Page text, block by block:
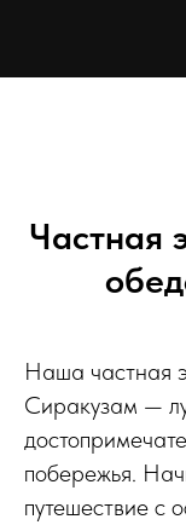
Частная
Наша частная
Сиракузам —
побережья.
путешествие с